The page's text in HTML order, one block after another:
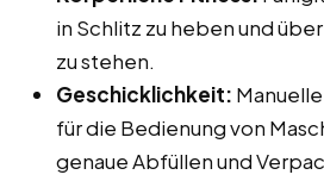
in Schlitz zu heben und
zu stehen.
Geschicklichkeit:
für die Bedienung von
genaue Abfüllen und